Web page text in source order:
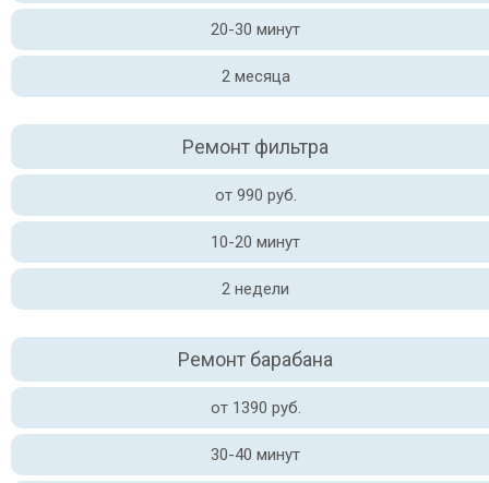
20-30 минут
2 месяца
Ремонт фильтра
от 990 руб.
10-20 минут
2 недели
Ремонт барабана
от 1390 руб.
30-40 минут